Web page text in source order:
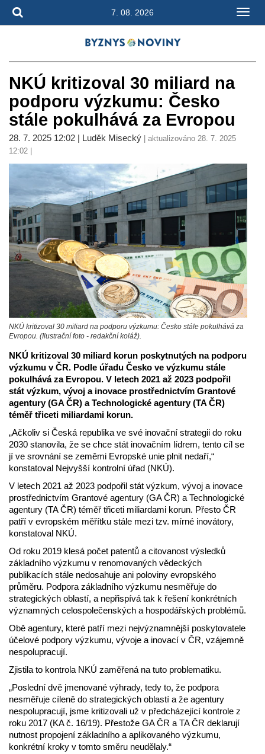
7. 08. 2026
NKÚ kritizoval 30 miliard na
podporu výzkumu: Česko
stále pokulhává za Evropou
28. 7. 2025 12:02 | Luděk Misecký | aktualizováno 28. 7. 2025
12:02 |
NKÚ kritizoval 30 miliard na podporu výzkumu: Česko stále pokulhává za
Evropou. (Ilustrační foto - redakční koláž).
NKÚ kritizoval 30 miliard korun poskytnutých na podporu
výzkumu v ČR. Podle úřadu Česko ve výzkumu stále
pokulhává za Evropou. V letech 2021 až 2023 podpořil
stát výzkum, vývoj a inovace prostřednictvím Grantové
agentury (GA ČR) a Technologické agentury (TA ČR)
téměř třiceti miliardami korun.
„Ačkoliv si Česká republika ve své inovační strategii do roku
2030 stanovila, že se chce stát inovačním lídrem, tento cíl se
jí ve srovnání se zeměmi Evropské unie plnit nedaří,“
konstatoval Nejvyšší kontrolní úřad (NKÚ).
V letech 2021 až 2023 podpořil stát výzkum, vývoj a inovace
prostřednictvím Grantové agentury (GA ČR) a Technologické
agentury (TA ČR) téměř třiceti miliardami korun. Přesto ČR
patří v evropském měřítku stále mezi tzv. mírné inovátory,
konstatoval NKÚ.
Od roku 2019 klesá počet patentů a citovanost výsledků
základního výzkumu v renomovaných vědeckých
publikacích stále nedosahuje ani poloviny evropského
průměru. Podpora základního výzkumu nesměřuje do
strategických oblastí, a nepřispívá tak k řešení konkrétních
významných celospolečenských a hospodářských problémů.
Obě agentury, které patří mezi nejvýznamnější poskytovatele
účelové podpory výzkumu, vývoje a inovací v ČR, vzájemně
nespolupracují.
Zjistila to kontrola NKÚ zaměřená na tuto problematiku.
„Poslední dvě jmenované výhrady, tedy to, že podpora
nesměřuje cíleně do strategických oblastí a že agentury
nespolupracují, jsme kritizovali už v předcházející kontrole z
roku 2017 (KA č. 16/19). Přestože GA ČR a TA ČR deklarují
nutnost propojení základního a aplikovaného výzkumu,
konkrétní kroky v tomto směru neudělaly.“